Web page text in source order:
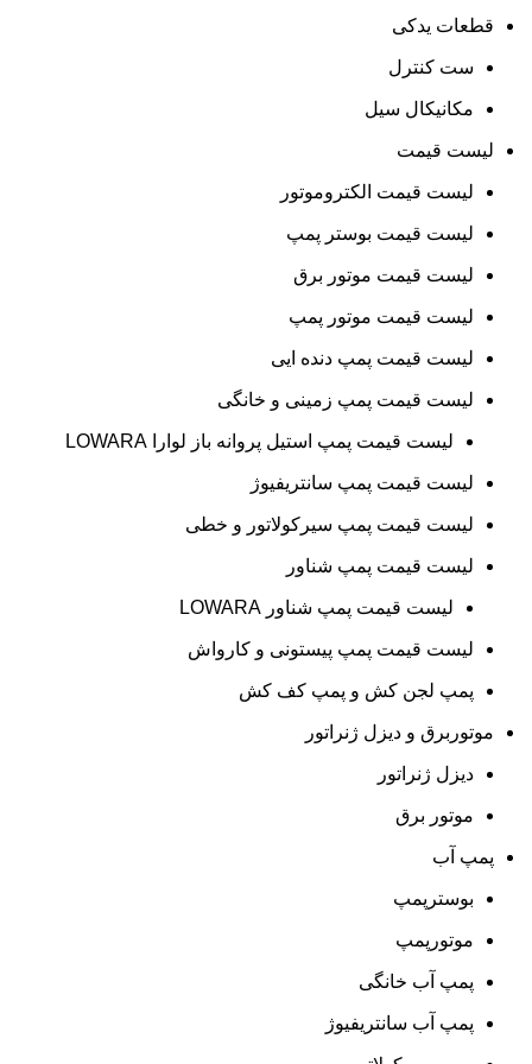
قطعات یدکی
ست کنترل
مکانیکال سیل
لیست قیمت
لیست قیمت الکتروموتور
لیست قیمت بوستر پمپ
لیست قیمت موتور برق
لیست قیمت موتور پمپ
لیست قیمت پمپ دنده ایی
لیست قیمت پمپ زمینی و خانگی
ليست قيمت پمپ استيل پروانه باز لوارا LOWARA
لیست قیمت پمپ سانتریفیوژ
لیست قیمت پمپ سیرکولاتور و خطی
لیست قیمت پمپ شناور
لیست قیمت پمپ شناور LOWARA
لیست قیمت پمپ پیستونی و کارواش
پمپ لجن کش و پمپ کف کش
موتوربرق و دیزل ژنراتور
دیزل ژنراتور
موتور برق
پمپ آب
بوسترپمپ
موتورپمپ
پمپ آب خانگی
پمپ آب سانتریفیوژ